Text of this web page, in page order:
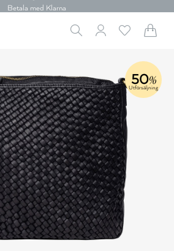
30 dagars retur
Leverans 1-4 arbetsdagar
Betala med Klarna 50%
Utförsäljning